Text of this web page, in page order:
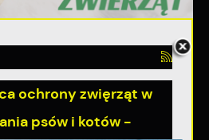
ochrony zwięrząt w
psów i kotów -